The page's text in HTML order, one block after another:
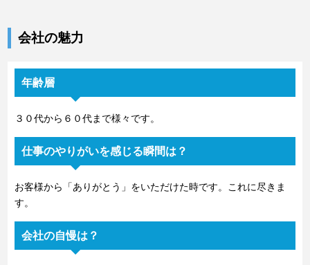
会社の魅力
年齢層
３０代から６０代まで様々です。
仕事のやりがいを感じる瞬間は？
お客様から「ありがとう」をいただけた時です。これに尽きま
す。
会社の自慢は？